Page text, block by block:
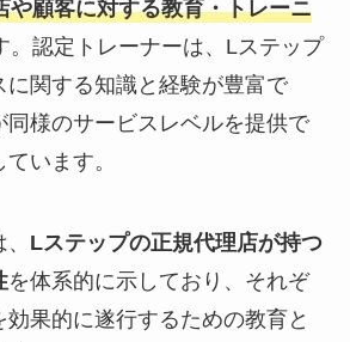
や顧客に対する教育・トレーニ
。認定トレーナーは、Lステップ
に関する知識と経験が豊富で
同様のサービスレベルを提供で
います。
Lステップの正規代理店が持つ
を体系的に示しており、それぞ
果的に遂行するための教育と